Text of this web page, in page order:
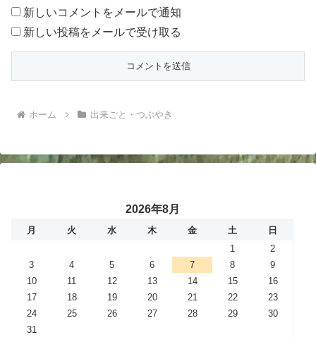
新しいコメントをメールで通知
新しい投稿をメールで受け取る
ホーム 出来ごと・つぶやき
2026年8月
月 火 水 木 金 土
日
1
2
3
4 5 6 7 8
9
10
11 12 13 14 15
16
17
18 19 20 21 22
23
24
25 26 27 28 29
30
31